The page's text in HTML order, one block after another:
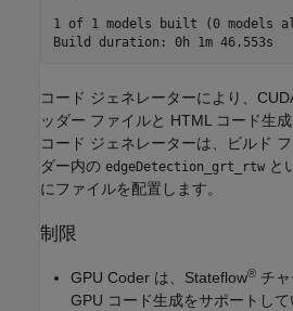
1 of 1 models built (0 models
コード ジェネレーターにより、
ッダー ファイルと HTML コード生
コード ジェネレーターは、ビルド
ダー内の edgeDetection_grt_rtw と
にファイルを配置します。
制限
GPU Coder は、Stateflow® チ
GPU コード生成をサポートして